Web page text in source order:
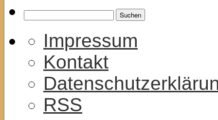
Suchen
nach:
Impressum
Kontakt
RSS